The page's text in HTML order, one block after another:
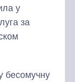
у
за
бесомучну